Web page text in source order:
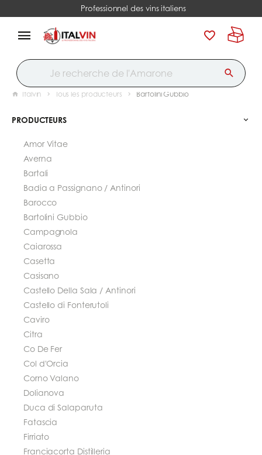
Professionnel des vins italiens
Italvin Tous les producteurs Bartolini Gubbio
PRODUCTEURS
Amor Vitae
Averna
Bartali
Badia a Passignano / Antinori
Barocco
Bartolini Gubbio
Campagnola
Caiarossa
Casetta
Casisano
Castello Della Sala / Antinori
Castello di Fonterutoli
Caviro
Citra
Co De Fer
Col d'Orcia
Corno Valano
Dolianova
Duca di Salaparuta
Fatascia
Firriato
Franciacorta Distilleria